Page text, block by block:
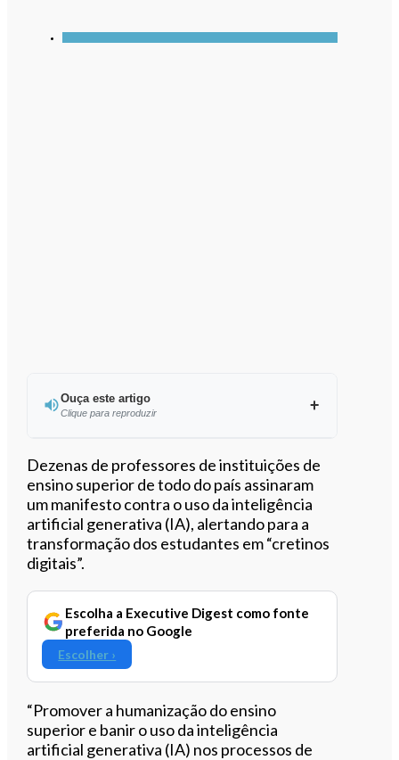
Ouça este artigo
Clique para reproduzir
Ouvir este artigo
Dezenas de professores de instituições de
ensino superior de todo do país assinaram
um manifesto contra o uso da inteligência
artificial generativa (IA), alertando para a
transformação dos estudantes em “cretinos
digitais”.
Escolha a Executive Digest como fonte
preferida no Google
Escolher ›
“Promover a humanização do ensino
superior e banir o uso da inteligência
artificial generativa (IA) nos processos de